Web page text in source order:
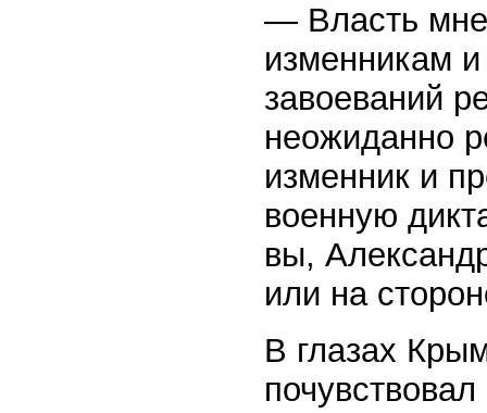
— Власть
изменникам
завоеваний
неожиданно
изменник и
военную
вы,
или на
В глазах